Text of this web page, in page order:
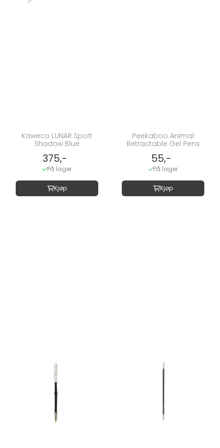
Kaweco LUNAR Sport
Shadow Blue
375,-
På lager
Kjøp
Peekaboo Animal
Retractable Gel Pens
55,-
På lager
Kjøp